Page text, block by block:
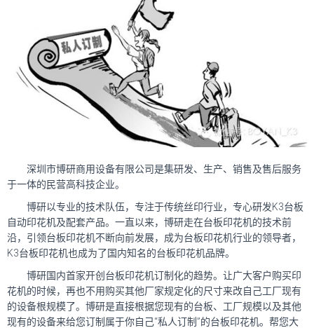
深圳市博研商用设备有限公司是集研发、生产、销售及售后服务
于一体的民营高科技企业。
博研以专业的技术队伍，专注于传统丝印行业，专心研发K3台板
自动印花机及配套产品。一直以来，博研走在台板印花机的技术前
沿，引领台板印花机不断向前发展，成为台板印花机行业的领导者，
K3台板印花机也成为了国内知名的台板印花机品牌。
博研国内首家开创台板印花机订制化的趋势。让广大客户购买印
花机的时候，再也不用购买其他厂家规定化的尺寸来改自己工厂现有
的设备根规模了。博研是直接根据您现有的台板、工厂规模以及其他
现有的设备来给您订制属于你自己“私人订制”的台板印花机。帮您大